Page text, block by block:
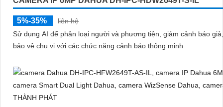
5%-35%
liên hệ
Sử dụng AI để phân loại người và phương tiện, giảm cảnh báo
bảo vệ chu vi với các chức năng cảnh báo thông minh